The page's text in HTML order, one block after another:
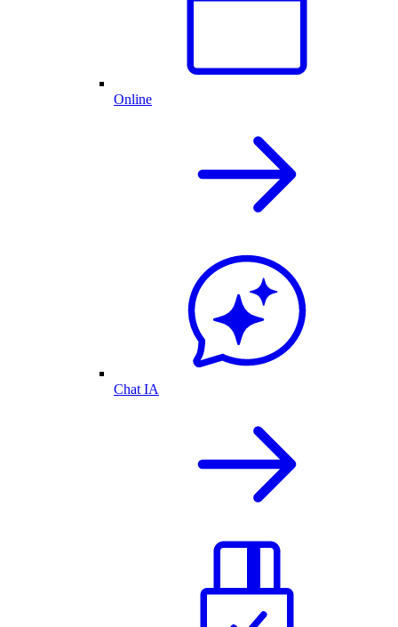
Online
Chat IA